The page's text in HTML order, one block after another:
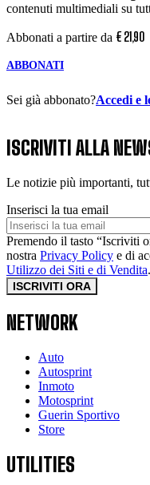
contenuti multimediali su
Abbonati a partire da € 21,90
ABBONATI
Sei già abbonato?Accedi e
ISCRIVITI ALLA
Le notizie più importanti,
Inserisci la tua email
Premendo il tasto “Iscriviti
nostra Privacy Policy e di
Utilizzo dei Siti e di Vendita.
ISCRIVITI ORA
NETWORK
Auto
Autosprint
Inmoto
Motosprint
Guerin Sportivo
Store
UTILITIES